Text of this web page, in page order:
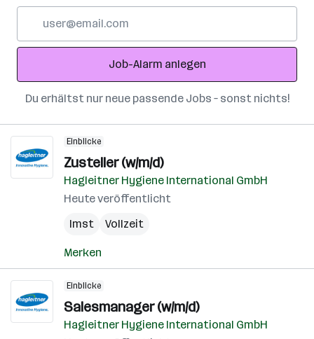
Adresse
Job-Alarm anlegen
Du erhältst nur neue passende Jobs – sonst nichts!
Einblicke
Zusteller (w/m/d)
Hagleitner Hygiene International GmbH
Heute veröffentlicht
Imst
Vollzeit
Merken
Einblicke
Salesmanager (w/m/d)
Hagleitner Hygiene International GmbH